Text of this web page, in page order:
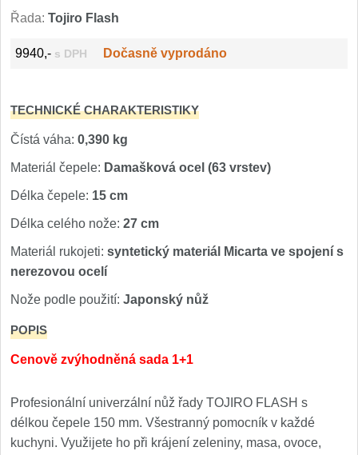
Porcovací nože
Sekáčky a speciální nože
Japonské nože 57
Kuchyňské příslušenství
2
Zavírací nože
Taktické
Speciální 4
Nože s pevnou čepelí
Taktické 8
Řada: Tojiro Flash
9940,- s DPH Dočasně vyprodáno
TECHNICKÉ CHARAKTERISTIKY
Čístá váha: 0,390 kg
Materiál čepele: Damašková ocel (63 vrstev)
Délka čepele: 15 cm
Délka celého nože: 27 cm
Materiál rukojeti: syntetický materiál Micarta ve spojení s
nerezovou ocelí
Nože podle použití: Japonský nůž
POPIS
Cenově zvýhodněná sada 1+1
Profesionální univerzální nůž řady TOJIRO FLASH s
délkou čepele 150 mm. Všestranný pomocník v každé
kuchyni. Využijete ho při krájení zeleniny, masa, ovoce,